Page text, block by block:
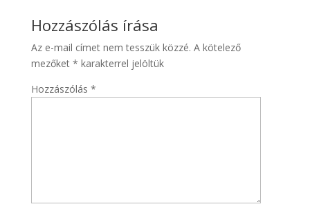
Hozzászólás írása
Az e-mail címet nem tesszük közzé. A kötelező
mezőket * karakterrel jelöltük
Hozzászólás *